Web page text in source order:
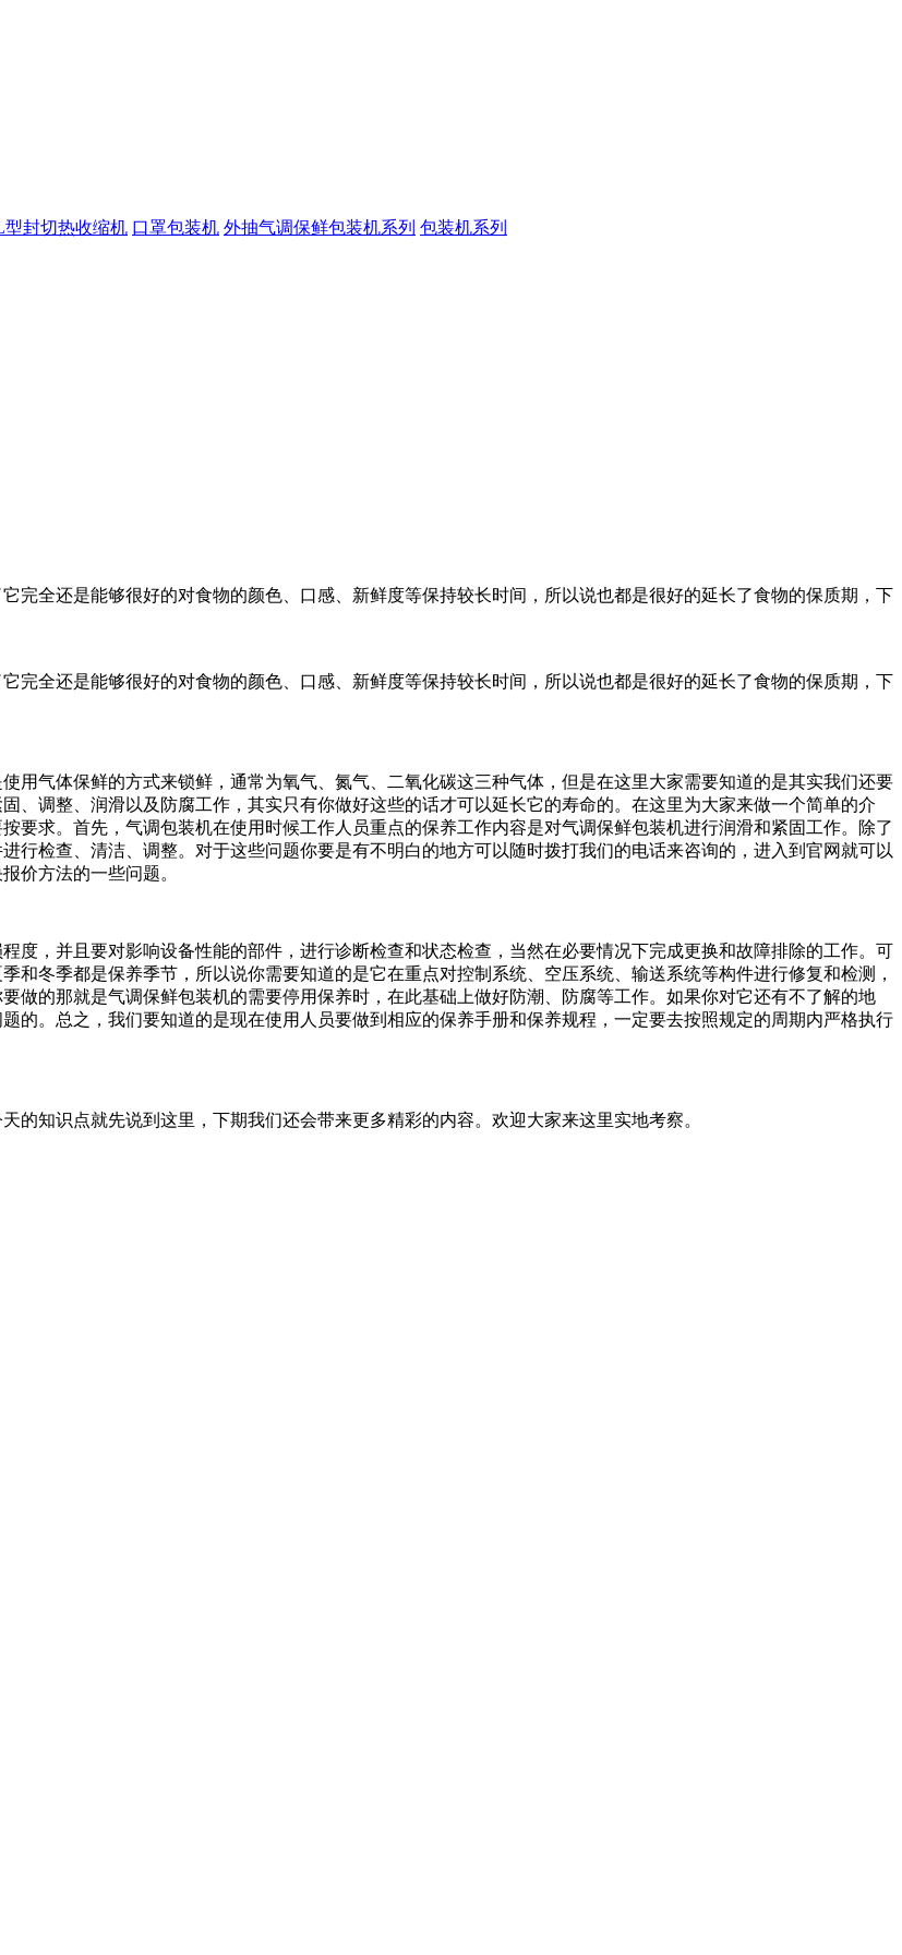
型封切热收缩机 口罩包装机 外抽气调保鲜包装机系列 包装机系列
完全还是能够很好的对食物的颜色、口感、新鲜度等保持较长时间，所以说也都是很好的延长了食物的保质期，下
完全还是能够很好的对食物的颜色、口感、新鲜度等保持较长时间，所以说也都是很好的延长了食物的保质期，下
用气体保鲜的方式来锁鲜，通常为氧气、氮气、二氧化碳这三种气体，但是在这里大家需要知道的是其实我们还要
、调整、润滑以及防腐工作，其实只有你做好这些的话才可以延长它的寿命的。在这里为大家来做一个简单的介
要求。首先，气调包装机在使用时候工作人员重点的保养工作内容是对气调保鲜包装机进行润滑和紧固工作。除了
行检查、清洁、调整。对于这些问题你要是有不明白的地方可以随时拨打我们的电话来咨询的，进入到官网就可以
价方法的一些问题。
度，并且要对影响设备性能的部件，进行诊断检查和状态检查，当然在必要情况下完成更换和故障排除的工作。可
和冬季都是保养季节，所以说你需要知道的是它在重点对控制系统、空压系统、输送系统等构件进行修复和检测，
做的那就是气调保鲜包装机的需要停用保养时，在此基础上做好防潮、防腐等工作。如果你对它还有不了解的地
的。总之，我们要知道的是现在使用人员要做到相应的保养手册和保养规程，一定要去按照规定的周期内严格执行
知识点就先说到这里，下期我们还会带来更多精彩的内容。欢迎大家来这里实地考察。